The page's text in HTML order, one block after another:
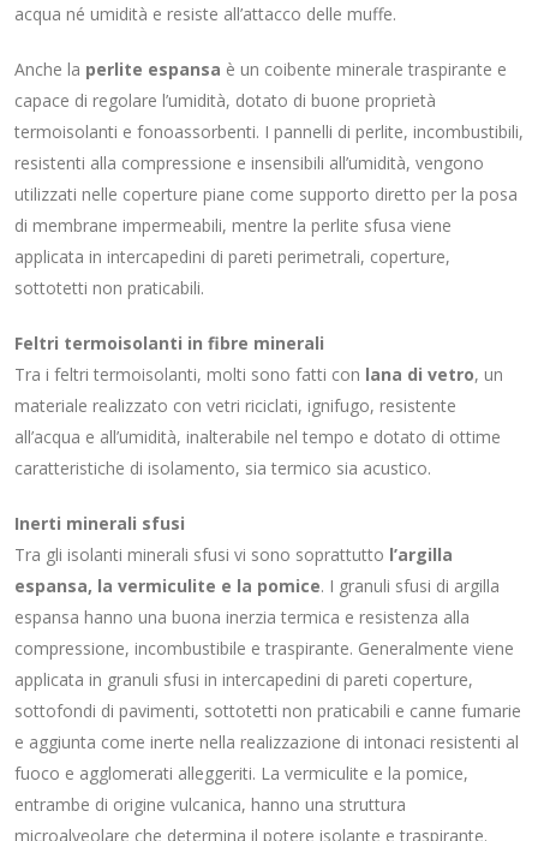
acqua né umidità e resiste all’attacco delle muffe.
Anche la perlite espansa è un coibente minerale traspirante e
capace di regolare l’umidità, dotato di buone proprietà
termoisolanti e fonoassorbenti. I pannelli di perlite, incombustibili,
resistenti alla compressione e insensibili all’umidità, vengono
utilizzati nelle coperture piane come supporto diretto per la posa
di membrane impermeabili, mentre la perlite sfusa viene
applicata in intercapedini di pareti perimetrali, coperture,
sottotetti non praticabili.
Feltri termoisolanti in fibre minerali
Tra i feltri termoisolanti, molti sono fatti con lana di vetro, un
materiale realizzato con vetri riciclati, ignifugo, resistente
all’acqua e all’umidità, inalterabile nel tempo e dotato di ottime
caratteristiche di isolamento, sia termico sia acustico.
Inerti minerali sfusi
Tra gli isolanti minerali sfusi vi sono soprattutto l’argilla
espansa, la vermiculite e la pomice. I granuli sfusi di argilla
espansa hanno una buona inerzia termica e resistenza alla
compressione, incombustibile e traspirante. Generalmente viene
applicata in granuli sfusi in intercapedini di pareti coperture,
sottofondi di pavimenti, sottotetti non praticabili e canne fumarie
e aggiunta come inerte nella realizzazione di intonaci resistenti al
fuoco e agglomerati alleggeriti. La vermiculite e la pomice,
entrambe di origine vulcanica, hanno una struttura
microalveolare che determina il potere isolante e traspirante.